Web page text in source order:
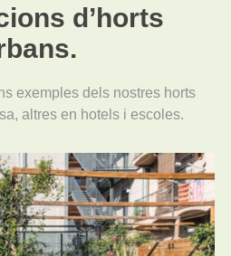
d’horts
exemples dels nostres horts
altres en hotels i escoles.